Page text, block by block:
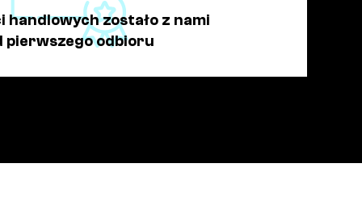
handlowych zostało z nami
pierwszego odbioru